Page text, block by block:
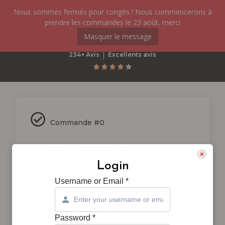
234+ Avis Excellents avis
    
Commande #0
Votre commande est confirmée
Login
Username or Email *
Password *
Nous sommes fermés pour congés ! Nous commencerons à
prendre les commandes le 23 août, merci
Masquer le message